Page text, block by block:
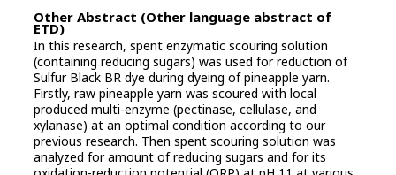
Other Abstract (Other language abstract of
ETD)
In this research, spent enzymatic scouring solution
(containing reducing sugars) was used for reduction of
Sulfur Black BR dye during dyeing of pineapple yarn.
Firstly, raw pineapple yarn was scoured with local
produced multi-enzyme (pectinase, cellulase, and
xylanase) at an optimal condition according to our
previous research. Then spent scouring solution was
analyzed for amount of reducing sugars and for its